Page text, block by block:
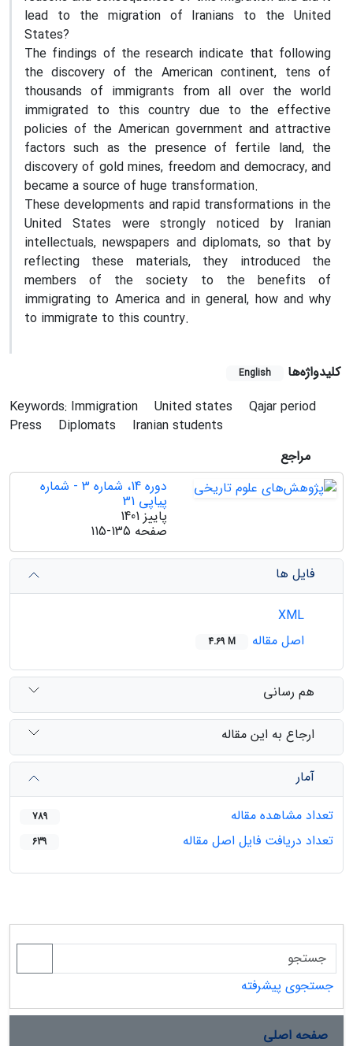
lead to the migration of Iranians to the United
States?
The findings of the research indicate that following
the discovery of the American continent, tens of
thousands of immigrants from all over the world
immigrated to this country due to the effective
policies of the American government and attractive
factors such as the presence of fertile land, the
discovery of gold mines, freedom and democracy, and
became a source of huge transformation.
These developments and rapid transformations in the
United States were strongly noticed by Iranian
intellectuals, newspapers and diplomats, so that by
reflecting these materials, they introduced the
members of the society to the benefits of
immigrating to America and in general, how and why
to immigrate to this country.
کلیدواژه‌ها English
Keywords: Immigration United states
Qajar period
Press
Diplomats
Iranian students
مراجع
دوره 14، شماره 3 - شماره
پیاپی 31
پاییز 1401
صفحه 115-135
فایل ها
اصل مقاله
4.69 M
هم رسانی
ارجاع به این مقاله
آمار
تعداد مشاهده مقاله
789
تعداد دریافت فایل اصل مقاله 639
جستجوی پیشرفته
صفحه اصلی